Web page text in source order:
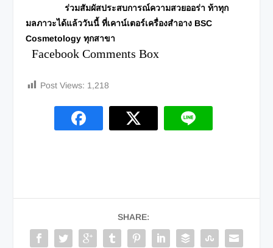
ร่วมสัมผัสประสบการณ์ความสวยออร่า ท้าทุก
มลภาวะได้แล้ววันนี้ ที่เคาน์เตอร์เครื่องสำอาง BSC
Cosmetology ทุกสาขา
Facebook Comments Box
Post Views: 1,218
SHARE: